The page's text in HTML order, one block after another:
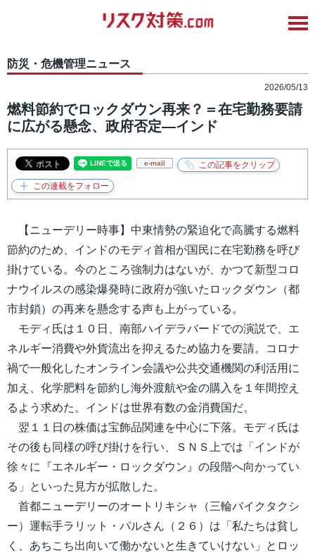
防災・危機管理ニュース
2026/05/13
燃料節約でロックダウン再来？＝在宅勤務要請
に広がる懸念、政府否定―インド
e-mail
【ニューデリー時事】中東情勢の緊迫化で高騰する燃料
節約のため、インドのモディ首相が国民に在宅勤務を呼び
掛けている。今のところ強制力はないが、かつて新型コロ
ナウイルスの感染爆発時に政府が強いたロックダウン（都
市封鎖）の再来を懸念する声も上がっている。
モディ氏は１０日、南部ハイデラバードでの演説で、エ
ネルギー消費や外貨流出を抑えるため協力を要請。コロナ
禍で一般化したオンライン会議や公共交通機関の利活用に
加え、化学肥料を節約し海外渡航や金の購入を１年間控え
るよう求めた。インドは世界有数の金消費国だ。
翌１１日の株価は宝飾品関連を中心に下落。モディ氏は
その後も同様の呼び掛けを行い、ＳＮＳ上では「インドが
徐々に『エネルギー・ロックダウン』の段階へ向かってい
る」といった見方が拡散した。
首都ニューデリーのオートリキシャ（三輪バイクタクシ
ー）運転手ラリット・パルさん（２６）は「私たちは貧し
く、あちこち出向いて働かないと生きていけない」とロッ